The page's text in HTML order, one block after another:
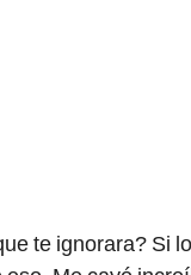
te ignorara? Si